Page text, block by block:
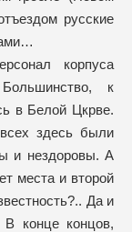
русские
корпуса
к
в Белой Цкрве.
здесь были
и нездоровы. А
места и второй
Да и
конце концов,